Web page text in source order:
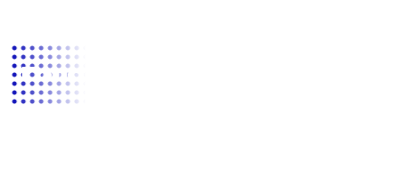
Голосовые команды